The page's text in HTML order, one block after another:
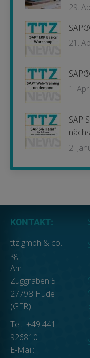
29.
21.
1.
SAP
2.
KONTAKT:
ttz gmbh & co.
kg
Am
Zuggraben 5
27798 Hude
(GER)
Tel.: +49 441 –
926810
E-Mail: